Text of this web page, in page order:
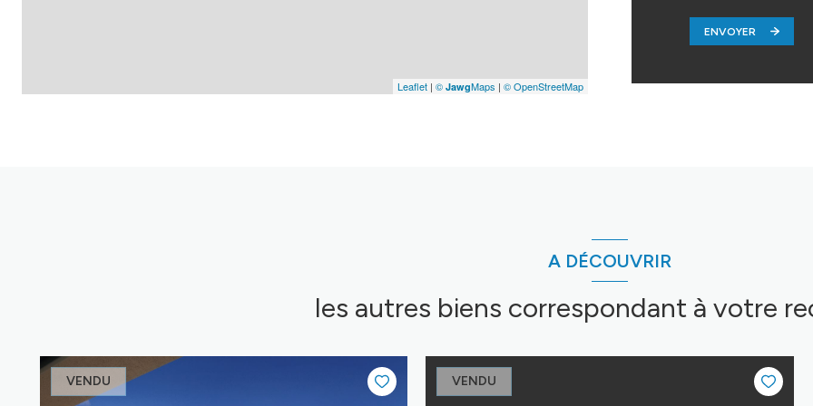
Leaflet | © JawgMaps | © OpenStreetMap
ENVOYER
A DÉCOUVRIR
les autres biens correspondant à votre
VENDU VENDU